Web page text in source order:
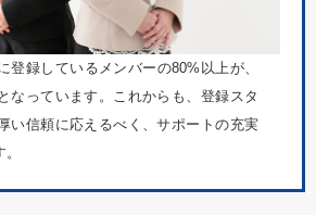
登録しているメンバーの80%以上が、
なっています。これからも、登録スタ
い信頼に応えるべく、サポートの充実